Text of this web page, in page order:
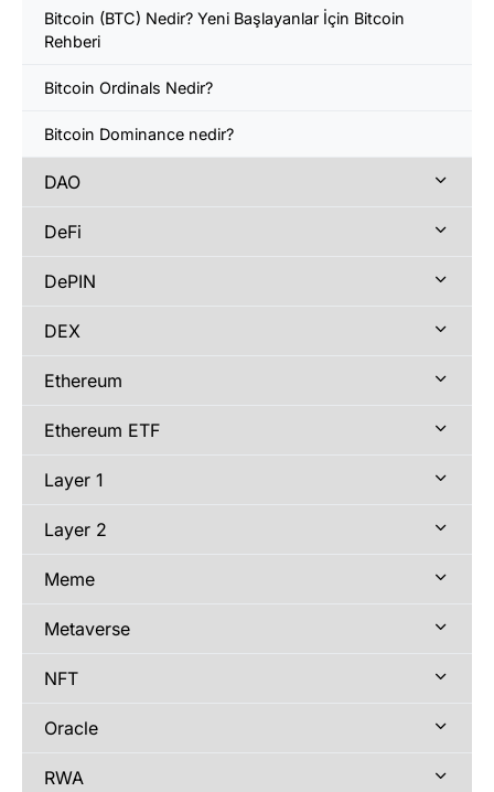
Bitcoin (BTC) Nedir? Yeni Başlayanlar İçin Bitcoin
Rehberi
Bitcoin Ordinals Nedir?
Bitcoin Dominance nedir?
DAO
DeFi
DePIN
DEX
Ethereum
Ethereum ETF
Layer 1
Layer 2
Meme
Metaverse
NFT
Oracle
RWA